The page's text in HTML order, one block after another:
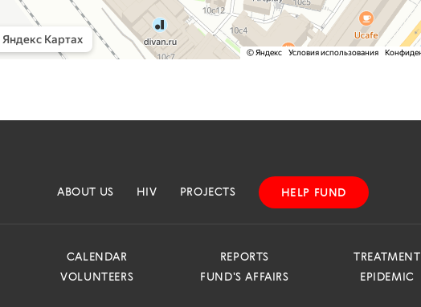
ABOUT US HIV PROJECTS HELP FUND
CALENDAR
VOLUNTEERS
REPORTS
FUND'S AFFAIRS
TREATMENT
EPIDEMIC